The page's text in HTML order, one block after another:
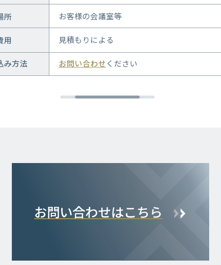
所 お客様の会議室等
用 見積もりによる
み方法 お問い合わせください
お問い合わせはこちら